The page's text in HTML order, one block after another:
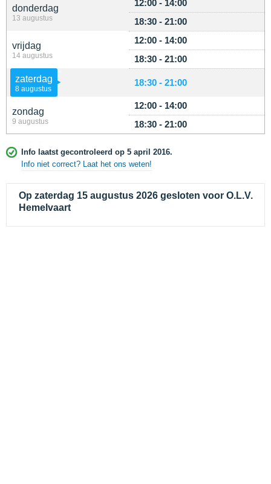
donderdag
13 augustus
12:00 - 14:00
18:30 - 21:00
vrijdag
14 augustus
12:00 - 14:00
18:30 - 21:00
zaterdag
8 augustus
18:30 - 21:00
zondag
9 augustus
12:00 - 14:00
18:30 - 21:00
Info laatst gecontroleerd op 5 april 2016.
Info niet correct? Laat het ons weten!
Op zaterdag 15 augustus 2026 gesloten voor O.L.V.
Hemelvaart